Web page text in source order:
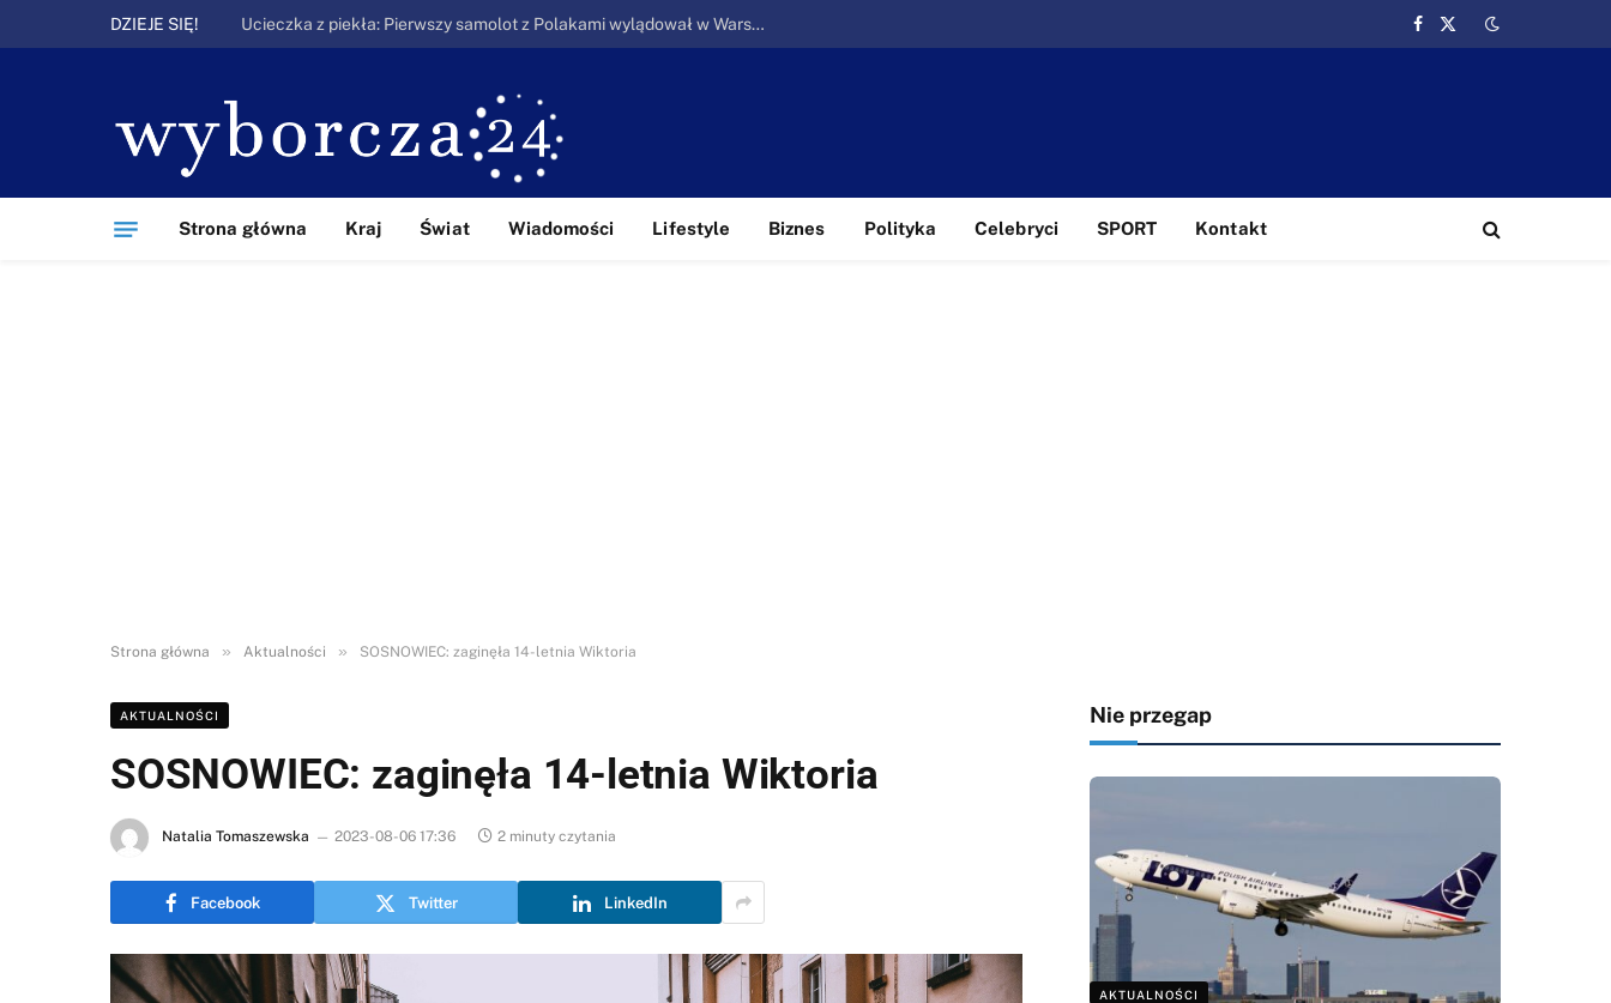
DZIEJE SIĘ! Ucieczka z piekła: Pierwszy samolot z Polakami wylądował w Warszawie
Facebook
X
Strona główna Kraj Świat Wiadomości Lifestyle Biznes Polityka Celebryci SPORT Kontakt
Strona główna » Aktualności » SOSNOWIEC: zaginęła 14-letnia Wiktoria
AKTUALNOŚCI
SOSNOWIEC: zaginęła 14-letnia Wiktoria
Natalia Tomaszewska 2023-08-06 17:36 2 minuty czytania
Facebook Twitter LinkedIn
Nie przegap
AKTUALNOŚCI